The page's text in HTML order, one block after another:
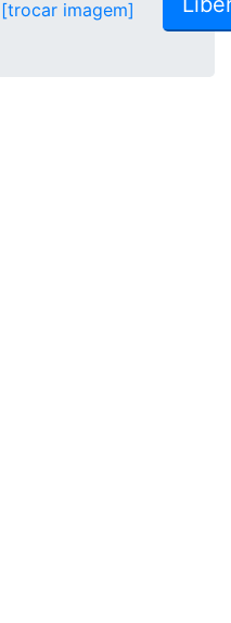
[trocar imagem]